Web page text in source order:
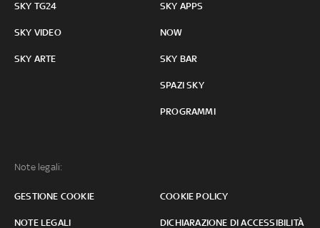
SKY TG24
SKY VIDEO
SKY ARTE
SKY APPS
NOW
SKY BAR
SPAZI SKY
PROGRAMMI
Note legali:
GESTIONE COOKIE COOKIE POLICY
NOTE LEGALI DICHIARAZIONE DI ACCESSIBILITÀ